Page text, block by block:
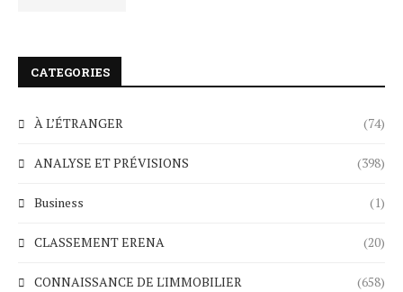
CATEGORIES
À L’ÉTRANGER (74)
ANALYSE ET PRÉVISIONS (398)
Business (1)
CLASSEMENT ERENA (20)
CONNAISSANCE DE L'IMMOBILIER (658)